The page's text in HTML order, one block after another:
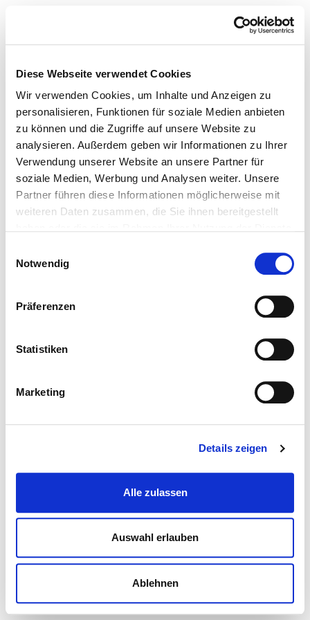
Diese Webseite verwendet Cookies
Wir verwenden Cookies, um Inhalte und Anzeigen zu
personalisieren, Funktionen für soziale Medien anbieten
zu können und die Zugriffe auf unsere Website zu
analysieren. Außerdem geben wir Informationen zu Ihrer
Verwendung unserer Website an unsere Partner für
soziale Medien, Werbung und Analysen weiter. Unsere
Partner führen diese Informationen möglicherweise mit
weiteren Daten zusammen, die Sie ihnen bereitgestellt
Notwendig
Präferenzen
Statistiken
Marketing
Details zeigen
Alle zulassen
Auswahl erlauben
Ablehnen